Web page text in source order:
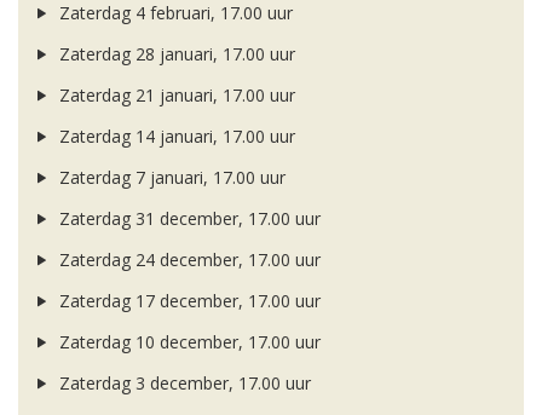
Zaterdag 4 februari, 17.00 uur
Zaterdag 28 januari, 17.00 uur
Zaterdag 21 januari, 17.00 uur
Zaterdag 14 januari, 17.00 uur
Zaterdag 7 januari, 17.00 uur
Zaterdag 31 december, 17.00 uur
Zaterdag 24 december, 17.00 uur
Zaterdag 17 december, 17.00 uur
Zaterdag 10 december, 17.00 uur
Zaterdag 3 december, 17.00 uur